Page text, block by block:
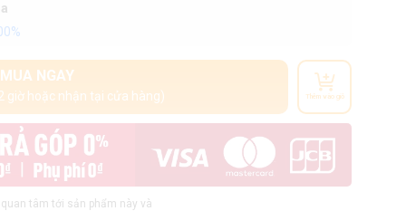
MUA NGAY
giờ hoặc nhận tại cửa hàng) Thêm vào giỏ
tâm tới sản phẩm này và